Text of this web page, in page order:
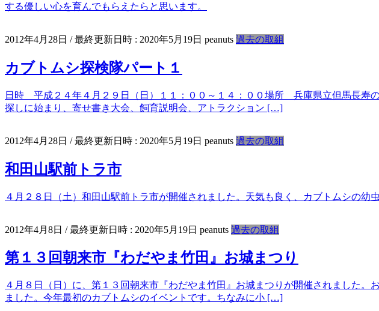
する優しい心を育んでもらえたらと思います。
2012年4月28日 / 最終更新日時 : 2020年5月19日 peanuts 過去の取組
カブトムシ探検隊パート１
日時 平成２４年４月２９日（日）１１：００～１４：００場所 兵庫県立但馬長寿
探しに始まり、寄せ書き大会、飼育説明会、アトラクション […]
2012年4月28日 / 最終更新日時 : 2020年5月19日 peanuts 過去の取組
和田山駅前トラ市
４月２８日（土）和田山駅前トラ市が開催されました。天気も良く、カブトムシの幼
2012年4月8日 / 最終更新日時 : 2020年5月19日 peanuts 過去の取組
第１３回朝来市『わだやま竹田』お城まつり
４月８日（日）に、第１３回朝来市『わだやま竹田』お城まつりが開催されました
ました。今年最初のカブトムシのイベントです。ちなみに小 […]